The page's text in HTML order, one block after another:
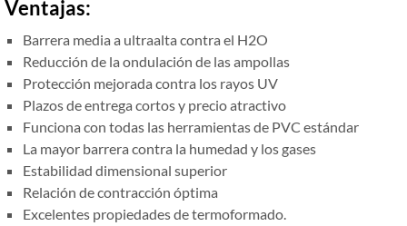
Ventajas:
Barrera media a ultraalta contra el H2O
Reducción de la ondulación de las ampollas
Protección mejorada contra los rayos UV
Plazos de entrega cortos y precio atractivo
Funciona con todas las herramientas de PVC estándar
La mayor barrera contra la humedad y los gases
Estabilidad dimensional superior
Relación de contracción óptima
Excelentes propiedades de termoformado.